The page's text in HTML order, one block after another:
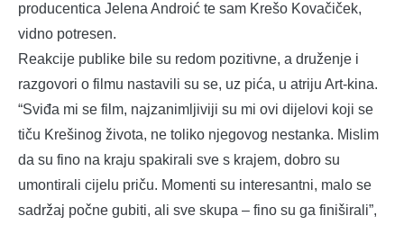
producentica Jelena Androić te sam Krešo Kovačiček,
vidno potresen.
Reakcije publike bile su redom pozitivne, a druženje i
razgovori o filmu nastavili su se, uz pića, u atriju Art-kina.
“Sviđa mi se film, najzanimljiviji su mi ovi dijelovi koji se
tiču Krešinog života, ne toliko njegovog nestanka. Mislim
da su fino na kraju spakirali sve s krajem, dobro su
umontirali cijelu priču. Momenti su interesantni, malo se
sadržaj počne gubiti, ali sve skupa – fino su ga finiširali”,